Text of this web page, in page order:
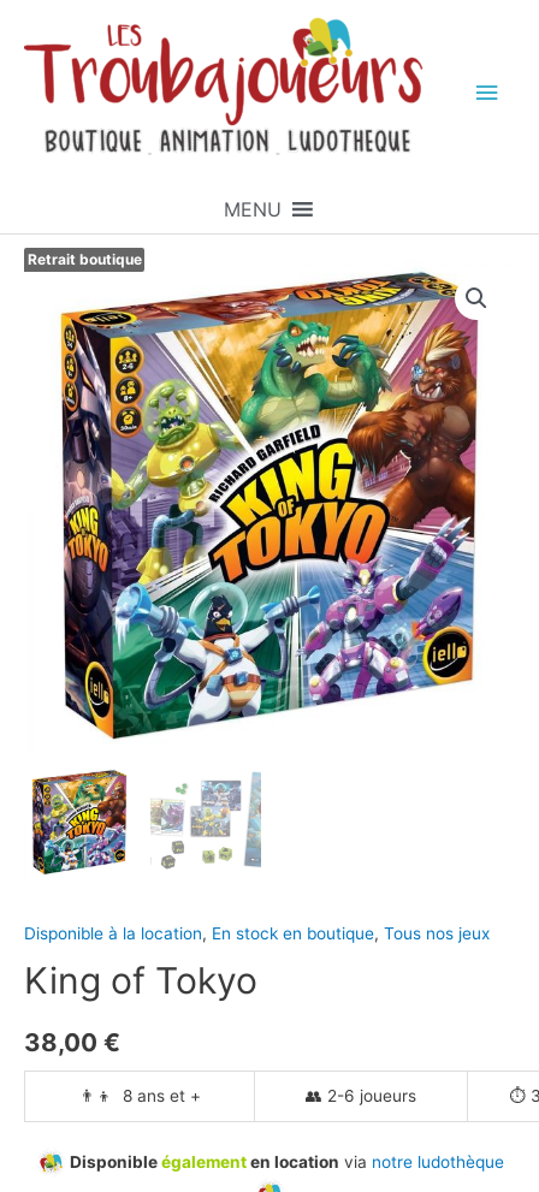
MENU
Retrait boutique
Disponible à la location, En stock en boutique, Tous nos jeux
King of Tokyo
38,00 €
👨‍👦 8 ans et + 👥 2-6 joueurs ⏱️
Disponibleégalementen location via notre ludothèque